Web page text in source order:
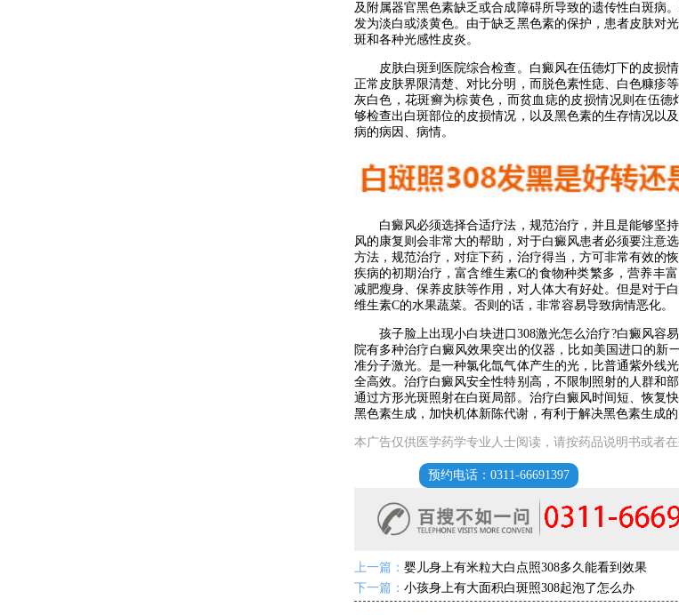
及附属器官黑色素缺乏或合成障碍所导致的遗传性白斑病
发为淡白或淡黄色。由于缺乏黑色素的保护，患者皮肤对
斑和各种光感性皮炎。
皮肤白斑到医院综合检查。白癜风在伍德灯下的皮损情
正常皮肤界限清楚、对比分明，而脱色素性痣、白色糠疹
灰白色，花斑癣为棕黄色，而贫血痣的皮损情况则在伍德
够检查出白斑部位的皮损情况，以及黑色素的生存情况以
病的病因、病情。
白癜风必须选择合适疗法，规范治疗，并且是能够坚持
风的康复则会非常大的帮助，对于白癜风患者必须要注意
方法，规范治疗，对症下药，治疗得当，方可非常有效的
疾病的初期治疗，富含维生素C的食物种类繁多，营养丰
减肥瘦身、保养皮肤等作用，对人体大有好处。但是对于
维生素C的水果蔬菜。否则的话，非常容易导致病情恶化。
孩子脸上出现小白块进口308激光怎么治疗?白癜风容
院有多种治疗白癜风效果突出的仪器，比如美国进口的新
准分子激光。是一种氯化氙气体产生的光，比普通紫外线
全高效。治疗白癜风安全性特别高，不限制照射的人群和
通过方形光斑照射在白斑局部。治疗白癜风时间短、恢复
黑色素生成，加快机体新陈代谢，有利于解决黑色素生成的
本广告仅供医学药学专业人士阅读，请按药品说明书或者
预约电话：0311-66691397
上一篇： 婴儿身上有米粒大白点照308多久能看到效果
下一篇： 小孩身上有大面积白斑照308起泡了怎么办